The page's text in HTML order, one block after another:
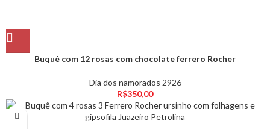
Buquê com 12 rosas com chocolate ferrero Rocher
Dia dos namorados 2926
R$350,00